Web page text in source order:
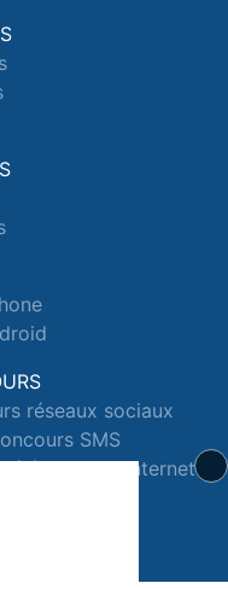
réseaux sociaux
SMS
et internet